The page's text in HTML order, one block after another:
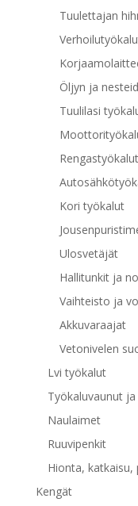
Tuulettajan
Öljyn ja
Tuulilasi
Rengastyökalut
Kori työkalut
Ulosvetäjät
Hallitunkit ja
Vaihteisto ja
Akkuvaraajat
Vetonivelen
Lvi työkalut
Työkaluvaunut
Naulaimet
Ruuvipenkit
Hionta,
Kengät